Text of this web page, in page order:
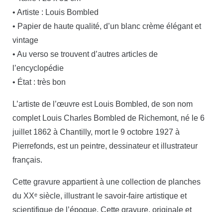
• Artiste : Louis Bombled
• Papier de haute qualité, d’un blanc crème élégant et
vintage
• Au verso se trouvent d’autres articles de
l’encyclopédie
• État : très bon
L’artiste de l’œuvre est Louis Bombled, de son nom
complet Louis Charles Bombled de Richemont, né le 6
juillet 1862 à Chantilly, mort le 9 octobre 1927 à
Pierrefonds, est un peintre, dessinateur et illustrateur
français.
Cette gravure appartient à une collection de planches
du XXᵉ siècle, illustrant le savoir-faire artistique et
scientifique de l’époque. Cette gravure, originale et